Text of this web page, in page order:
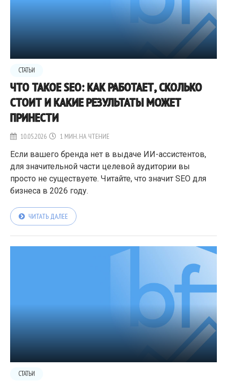
СТАТЬИ
ЧТО ТАКОЕ SEO: КАК РАБОТАЕТ, СКОЛЬКО
СТОИТ И КАКИЕ РЕЗУЛЬТАТЫ МОЖЕТ
ПРИНЕСТИ
10.05.2026 1 МИН. НА ЧТЕНИЕ
Если вашего бренда нет в выдаче ИИ-ассистентов,
для значительной части целевой аудитории вы
просто не существуете. Читайте, что значит SEO для
бизнеса в 2026 году.
ЧИТАТЬ ДАЛЕЕ
СТАТЬИ